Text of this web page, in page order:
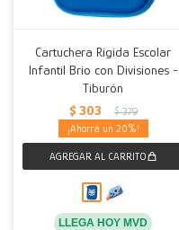
Cartuchera Rígida Escolar
Infantil Brio con Divisiones -
Tiburón
$ 303 $ 379
20
LLEGA HOY MVD